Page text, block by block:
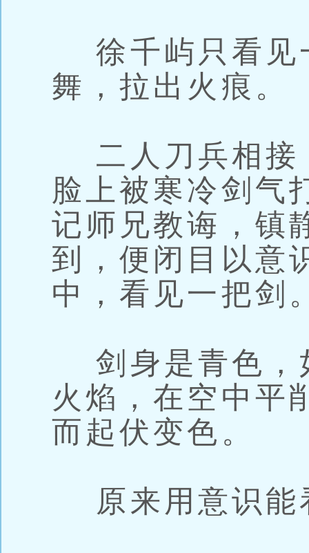
徐千屿只看见
舞，拉出火痕。
二人刀兵相接
脸上被寒冷剑气
记师兄教诲，镇
到，便闭目以意
中，看见一把剑
剑身是青色，
火焰，在空中平
而起伏变色。
原来用意识能